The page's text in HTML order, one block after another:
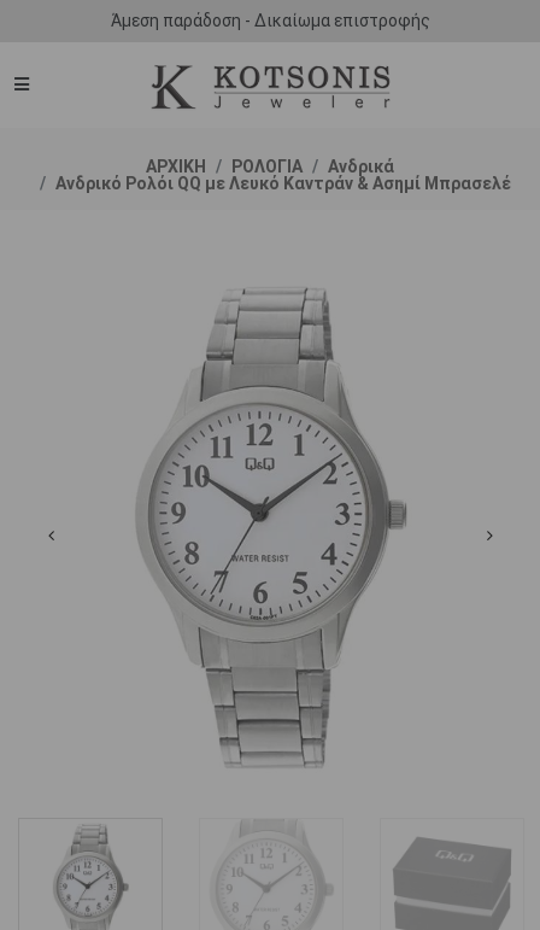
Άμεση παράδοση - Δικαίωμα επιστροφής
ΑΡΧΙΚΗ ΡΟΛΟΓΙΑ
Ανδρικά
Ανδρικό Ρολόι QQ με Λευκό Καντράν & Ασημί Μπρασελέ